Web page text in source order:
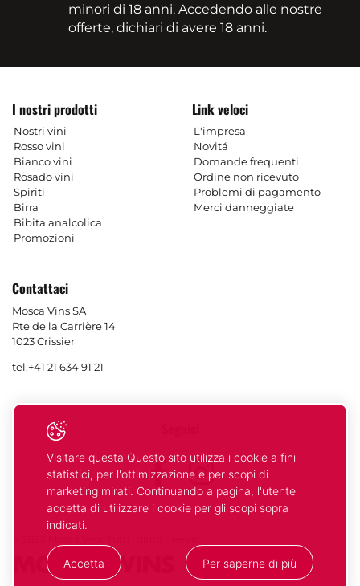
minori di 18 anni. Accedendo alle nostre
offerte, dichiari di avere 18 anni.
I nostri prodotti
Nostri vini
Rosso vini
Bianco vini
Rosado vini
Spiriti
Birra
Bibita analcolica
Promozioni
Link veloci
L'impresa
Novitá
Domande frequenti
Ordine non ricevuto
Problemi di pagamento
Merci danneggiate
Contattaci
Mosca Vins SA
Rte de la Carrière 14
1023 Crissier
tel.+41 21 634 91 21
Facebook
Instagram
Visitare questa Questo sito utilizza i cookie a fini
statistici, per l'ottimizzazione e per scopi di
marketing mirati. Continuando a pagina, l'utente
accetta di utilizzare i cookie per gli scopi sopra
indicati.
Accetta Per saperne di più